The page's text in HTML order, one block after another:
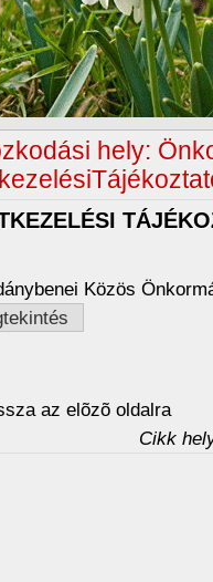
hely:
Közös
az elõzõ oldalra
Cikk